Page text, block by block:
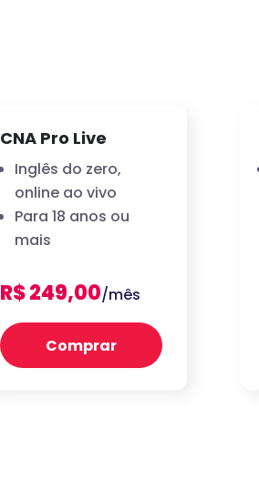
CNA Pro Live
Inglês do zero,
online ao vivo
Para 18 anos ou
mais
R$ 249,00/mês
Comprar